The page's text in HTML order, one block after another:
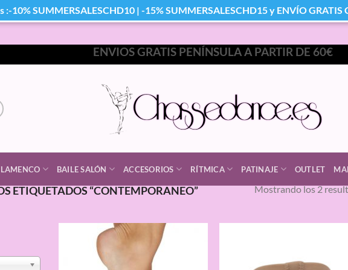
ENVIOS GRATIS PENÍNSULA A PARTIR DE 60€
BAILE SALÓN ACCESORIOS RÍTMICA PATINAJE OUTLET
ETIQUETADOS “CONTEMPORANEO” Mostrando los 2
:-10% SUMMERSALESCHD10 | -15% SUMMERSALESCHD15 y ENVÍO